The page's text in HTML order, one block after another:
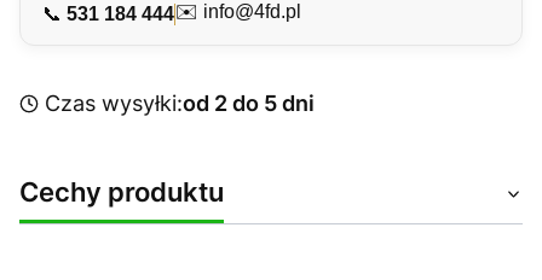
📞 531 184 444✉️ info@4fd.pl
Czas wysyłki:od 2 do 5 dni
Cechy produktu